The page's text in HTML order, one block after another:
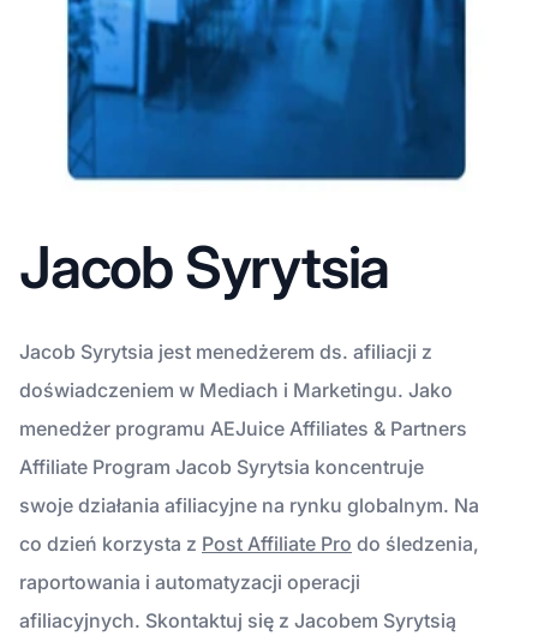
Jacob Syrytsia
Jacob Syrytsia jest menedżerem ds. afiliacji z
doświadczeniem w Mediach i Marketingu. Jako
menedżer programu AEJuice Affiliates & Partners
Affiliate Program Jacob Syrytsia koncentruje
swoje działania afiliacyjne na rynku globalnym. Na
co dzień korzysta z Post Affiliate Pro do śledzenia,
raportowania i automatyzacji operacji
afiliacyjnych. Skontaktuj się z Jacobem Syrytsią